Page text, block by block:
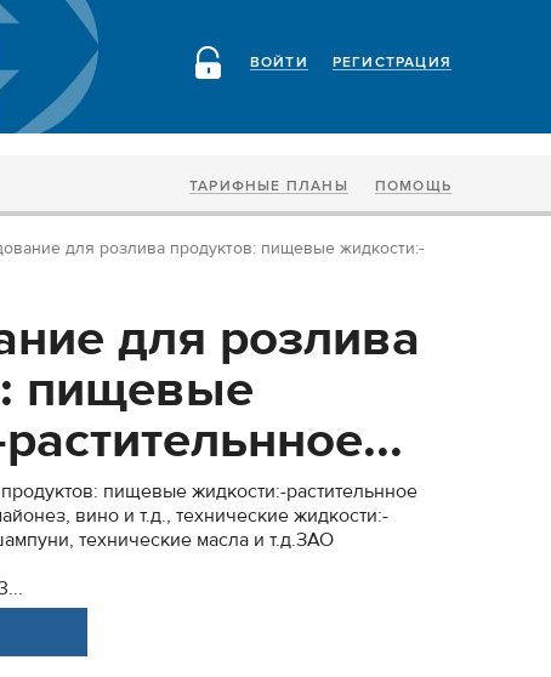
РЕГИСТРАЦИЯ
ВОЙТИ
ТАРИФНЫЕ ПЛАНЫ ПОМОЩЬ
для розлива продуктов: пищевые жидкости:-
для розлива
пищевые
пищевые жидкости:-растительнное
вино и т.д., технические жидкости:-
технические масла и т.д.ЗАО